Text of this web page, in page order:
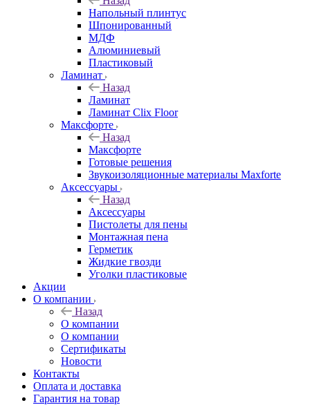
Напольный плинтус
Шпонированный
МДФ
Алюминиевый
Пластиковый
Ламинат
Назад
Ламинат
Ламинат Clix Floor
Максфорте
Назад
Максфорте
Готовые решения
Звукоизоляционные материалы Maxforte
Аксессуары
Назад
Аксессуары
Пистолеты для пены
Монтажная пена
Герметик
Жидкие гвозди
Уголки пластиковые
Акции
О компании
Назад
О компании
О компании
Сертификаты
Новости
Контакты
Оплата и доставка
Гарантия на товар